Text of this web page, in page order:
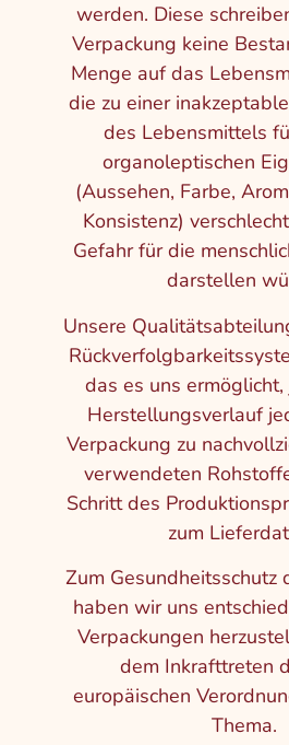
werden. Diese
Verpackung keine
Menge auf das
die zu einer
des Lebensmittels
organoleptischen
(Aussehen, Farbe,
Konsistenz)
Gefahr für die
darstellen
Unsere
das es uns
Herstellungsverlauf
Verpackung zu
verwendeten
Schritt des
zum
Zum Gesundheitsschutz
haben wir uns
Verpackungen
dem Inkrafttreten
europäischen
Thema.